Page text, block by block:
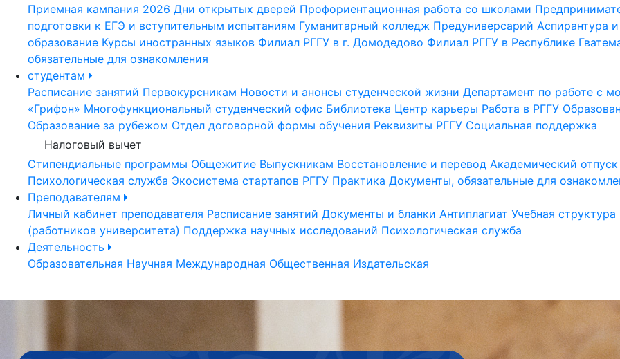
Приемная кампания 2026 Дни открытых дверей Профориентационная работа со школами
подготовки к ЕГЭ и вступительным испытаниям Гуманитарный колледж Предуниверсарий Аспирантура
образование Курсы иностранных языков Филиал РГГУ в г. Домодедово Филиал РГГУ в Республике
обязательные для ознакомления
студентам
Расписание занятий Первокурсникам Новости и анонсы студенческой жизни Департамент по работе с
«Грифон» Многофункциональный студенческий офис Библиотека Центр карьеры Работа в РГГУ
Образование за рубежом Отдел договорной формы обучения Реквизиты РГГУ Социальная поддержка
Налоговый вычет
Стипендиальные программы Общежитие Выпускникам Восстановление и перевод Академический отпуск
Психологическая служба Экосистема стартапов РГГУ Практика Документы, обязательные для
Преподавателям
Личный кабинет преподавателя Расписание занятий Документы и бланки Антиплагиат Учебная структура
(работников университета) Поддержка научных исследований Психологическая служба
Деятельность
Образовательная Научная Международная Общественная Издательская